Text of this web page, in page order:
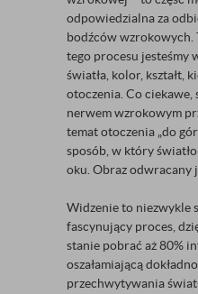
odpowiedzialna za
bodźców wzrokowych.
tego procesu jesteśmy
światła, kolor, kształt,
otoczenia. Co ciekawe,
nerwem wzrokowym
temat otoczenia „do
sposób, w który
oku. Obraz odwracany
Widzenie to niezwykle
fascynujący proces,
stanie pobrać aż 80%
oszałamiającą
przechwytywania